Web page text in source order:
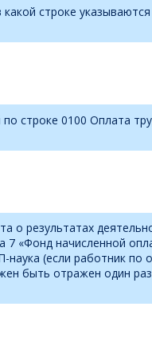
строке
строке 0100 Оплата
о результатах
«Фонд начисленной
(если работник по
быть отражен один